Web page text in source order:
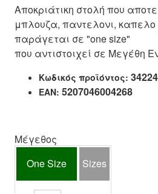
Αποκριάτικη στολή που
μπλουζα, παντελονι,
παράγεται σε "one size"
που αντιστοιχεί σε Μεγέθη
Κωδικός προϊόντος:
EAN: 5207046004268
Μέγεθος
One Size
Sizes